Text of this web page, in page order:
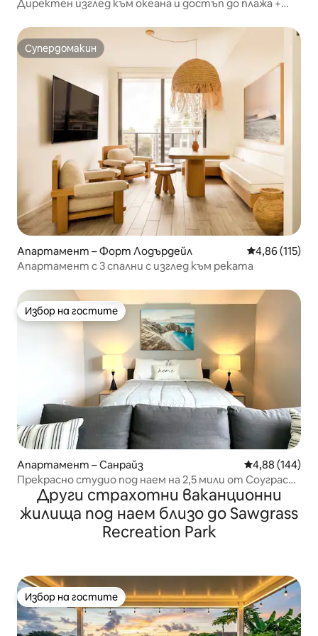
Директен изглед към океана и достъп до плажа +
Супердомакин
Супердомакин
Апартамент – Форт Лодърдейл Средна
4,86 (115)
Апартамент с 3 спални с изглед към реката
Избор на гостите
Избор на гостите
Апартамент – Санрайз Средна
4,88 (144)
Прекрасно студио под наем на 2,5 мили от Соуграс
МилсДруги страхотни ваканционни
жилища под наем близо до Sawgrass
Recreation Park
Избор на гостите
Избор на гостите